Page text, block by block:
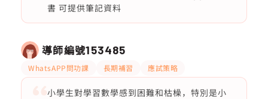
書 可提供筆記資料
導師編號153485
WhatsAPP問功課 長期補習 應試策略
小學生對學習數學感到困難和枯橾，特別是小